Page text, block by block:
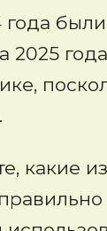
года
2025